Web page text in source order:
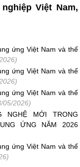
Việt Nam,
ứng Việt Nam và thế
ứng Việt Nam và thế
ứng Việt Nam và thế
05/2026)
NGHỆ MỚI TRONG
ỨNG NĂM 2026
ứng Việt Nam và thế